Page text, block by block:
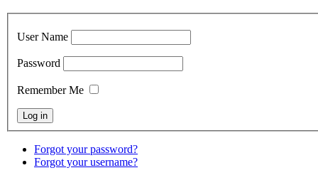
User Name
Password
Remember Me
Forgot your password?
Forgot your username?